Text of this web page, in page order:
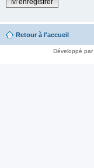
Retour à l'accueil
Développé par